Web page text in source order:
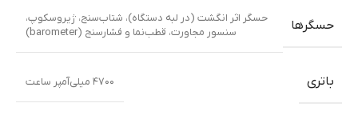
حسگرها
حسگر اثر انگشت (در لبه دستگاه)، شتاب‌سنج، ژیروسکوپ،
سنسور مجاورت، قطب‌نما و فشارسنج (barometer)
باتری ۴۷۰۰ میلی‌آمپر ساعت